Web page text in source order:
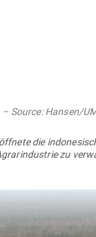
Source: Hansen/
die
zu